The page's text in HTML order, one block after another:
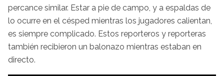
percance similar. Estar a pie de campo, y a espaldas de
lo ocurre en el césped mientras los jugadores calientan,
es siempre complicado. Estos reporteros y reporteras
también recibieron un balonazo mientras estaban en
directo.